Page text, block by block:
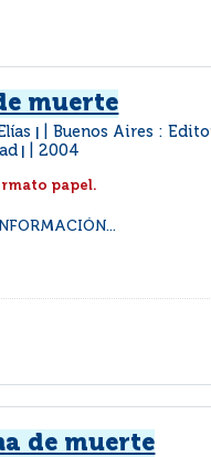
muerte
Buenos Aires :
2004
papel.
de muerte